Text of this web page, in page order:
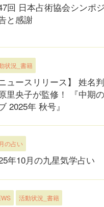
回 日本占術協会シンポ
と感謝
状況_書籍
ニュースリリース】 姓名
里央子が監修！ 『中期
2025年 秋号』
の占い
年10月の九星気学占い
活動状況_書籍